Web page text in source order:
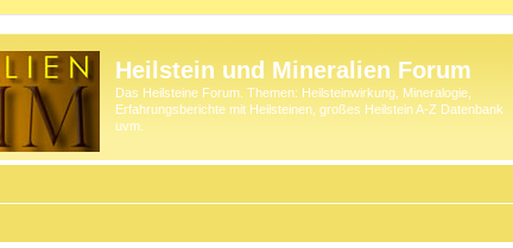
Heilstein und Mineralien Forum
Das Heilsteine Forum. Themen: Heilsteinwirkung, Mineralogie,
Erfahrungsberichte mit Heilsteinen, großes Heilstein A-Z Datenbank
uvm.